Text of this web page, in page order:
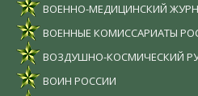
ВОЕННО-МЕДИЦИНСКИЙ
ВОЕННЫЕ КОМИССАРИАТЫ
ВОЗДУШНО-КОСМИЧЕСКИЙ
ВОИН РОССИИ